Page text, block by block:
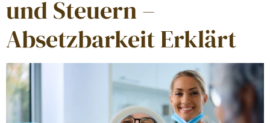
und Steuern –
Absetzbarkeit Erklärt